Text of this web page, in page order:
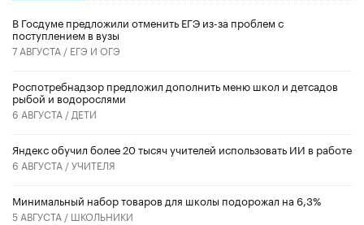
В Госдуме предложили отменить ЕГЭ из-за проблем с
поступлением в вузы
7 АВГУСТА / ЕГЭ И ОГЭ
Роспотребнадзор предложил дополнить меню школ и детсадов
рыбой и водорослями
6 АВГУСТА / ДЕТИ
​Яндекс обучил более 20 тысяч учителей использовать ИИ в работе
6 АВГУСТА /УЧИТЕЛЯ
Минимальный набор товаров для школы подорожал на 6,3%
5 АВГУСТА / ШКОЛЬНИКИ